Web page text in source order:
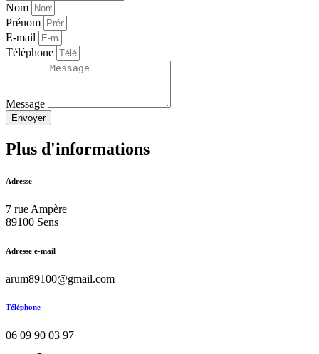
Nom
Prénom
E-mail
Téléphone
Message
Envoyer
Plus d'informations
Adresse
7 rue Ampère
89100 Sens
Adresse e-mail
arum89100@gmail.com
Téléphone
06 09 90 03 97